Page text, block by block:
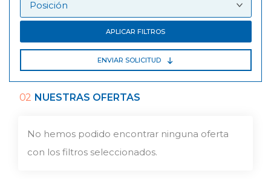
APLICAR FILTROS
ENVIAR SOLICITUD
02 NUESTRAS OFERTAS
No hemos podido encontrar ninguna oferta
con los filtros seleccionados.